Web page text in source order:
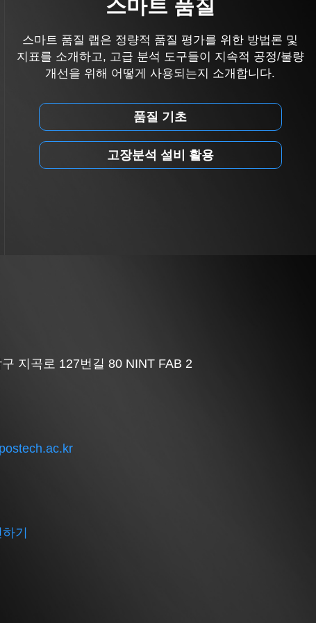
스마트 품질
스마트 품질 랩은 정량적 품질 평가를 위한 방법론 및
지표를 소개하고, 고급 분석 도구들이 지속적 공정/불량
개선을 위해 어떻게 사용되는지 소개합니다.
품질 기초
고장분석 설비 활용
지곡로 127번길 80 NINT FAB 2
기